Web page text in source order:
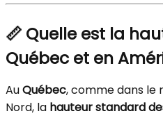
📏 Quelle est la
Québec et en
AuQuébec, comme dans le
Nord, la hauteur standard